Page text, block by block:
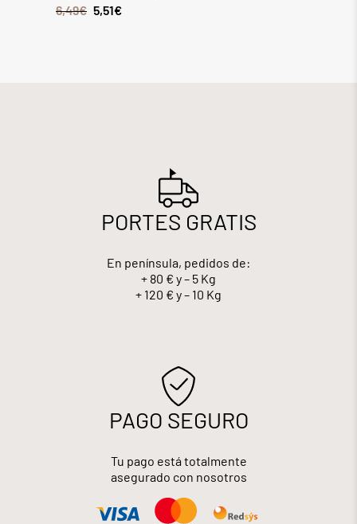
6,49€ 5,51€
PORTES GRATIS
En península, pedidos de:
+ 80 € y – 5 Kg
+ 120 € y – 10 Kg
PAGO SEGURO
Tu pago está totalmente
asegurado con nosotros